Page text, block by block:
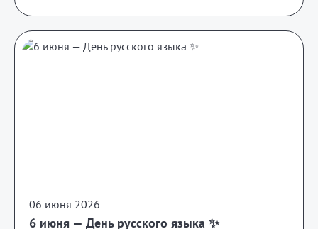
06 июня 2026
6 июня — День русского языка ✨